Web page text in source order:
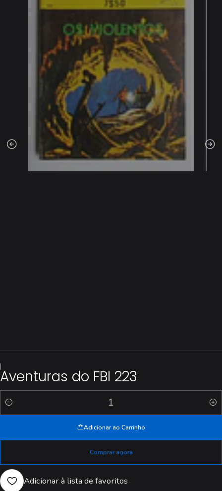
|
Aventuras do FBI 223
Quantidade
Adicionar ao Carrinho
Comprar agora
Adicionar à lista de favoritos